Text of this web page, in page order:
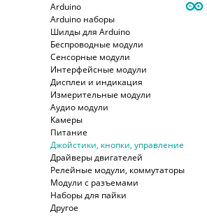
Arduino
Arduino наборы
Шилды для Arduino
Беспроводные модули
Сенсорные модули
Интерфейсные модули
Дисплеи и индикация
Измерительные модули
Аудио модули
Камеры
Питание
Джойстики, кнопки, управление
Драйверы двигателей
Релейные модули, коммутаторы
Модули с разъемами
Наборы для пайки
Другое